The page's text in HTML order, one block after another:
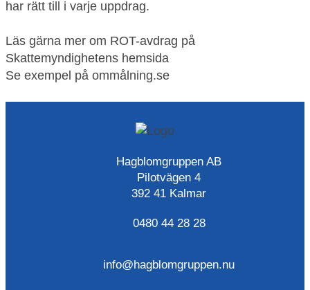
har rätt till i varje uppdrag.
Läs gärna mer om ROT-avdrag på
Skattemyndighetens hemsida
Se exempel på ommålning.se
Hagblomgruppen AB
Pilotvägen 4
392 41 Kalmar
0480 44 28 28
info@hagblomgruppen.nu